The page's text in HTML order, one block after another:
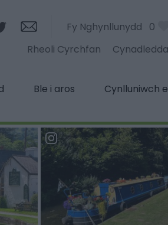
Fy Nghynllunydd 0
Rheoli Cyrchfan
Ble i aros Cynlluniwch